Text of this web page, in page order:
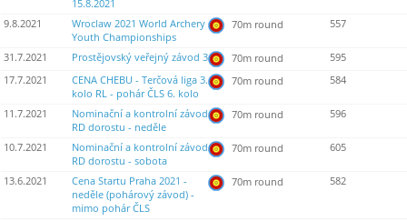
15.8.2021
9.8.2021
Wroclaw 2021 World Archery
Youth Championships
70m round 557
31.7.2021 Prostějovský veřejný závod 3 70m round
595
17.7.2021
CENA CHEBU - Terčová liga 3.
kolo RL - pohár ČLS 6. kolo
70m round 584
11.7.2021
Nominační a kontrolní závod
RD dorostu - neděle
70m round 596
10.7.2021
Nominační a kontrolní závod
RD dorostu - sobota
70m round 605
13.6.2021
Cena Startu Praha 2021 -
neděle (pohárový závod) -
mimo pohár ČLS
70m round 582